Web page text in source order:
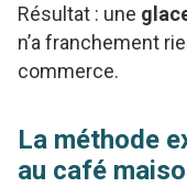
Résultat : une
n’a franchement
commerce.
La méthode
au café